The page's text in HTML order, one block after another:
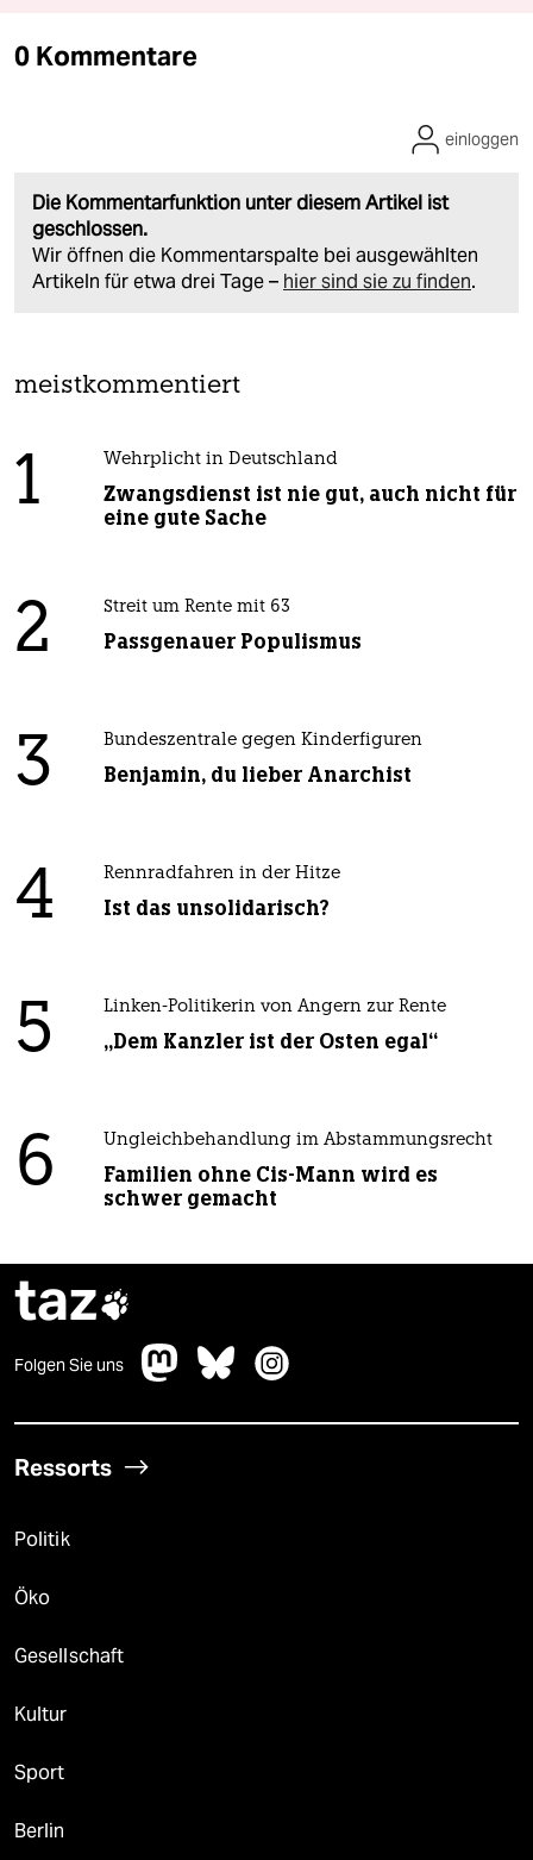
0 Kommentare
Die Kommentarfunktion unter diesem Artikel ist
geschlossen.
Wir öffnen die Kommentarspalte bei ausgewählten
Artikeln für etwa drei Tage – hier sind sie zu finden.
einloggen
meistkommentiert
1 Wehrplicht in Deutschland
Zwangsdienst ist nie gut, auch nicht für
eine gute Sache
2 Streit um Rente mit 63
Passgenauer Populismus
3 Bundeszentrale gegen Kinderfiguren
Benjamin, du lieber Anarchist
4 Rennradfahren in der Hitze
Ist das unsolidarisch?
5 Linken-Politikerin von Angern zur Rente
„Dem Kanzler ist der Osten egal“
6 Ungleichbehandlung im Abstammungsrecht
Familien ohne Cis-Mann wird es
schwer gemacht
taz
Folgen Sie uns
Ressorts
Politik
Öko
Gesellschaft
Kultur
Sport
Berlin